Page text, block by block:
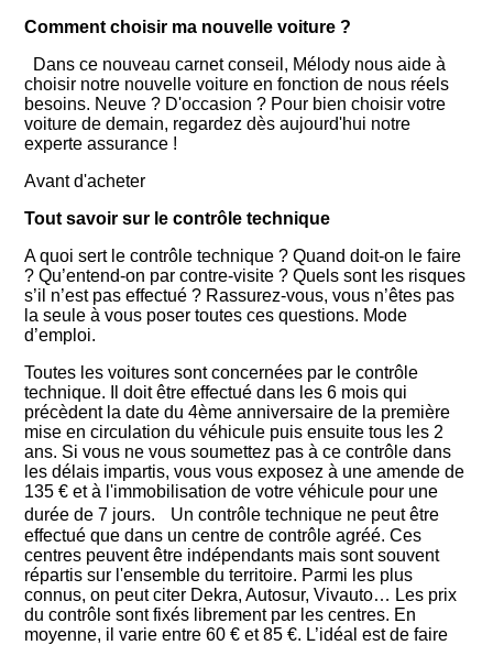
Comment choisir ma nouvelle voiture ?
Dans ce nouveau carnet conseil, Mélody nous aide à
choisir notre nouvelle voiture en fonction de nous réels
besoins. Neuve ? D'occasion ? Pour bien choisir votre
voiture de demain, regardez dès aujourd'hui notre
experte assurance !
Avant d'acheter
Tout savoir sur le contrôle technique
A quoi sert le contrôle technique ? Quand doit-on le faire
? Qu’entend-on par contre-visite ? Quels sont les risques
s’il n’est pas effectué ? Rassurez-vous, vous n’êtes pas
la seule à vous poser toutes ces questions. Mode
d’emploi.
Toutes les voitures sont concernées par le contrôle
technique. Il doit être effectué dans les 6 mois qui
précèdent la date du 4ème anniversaire de la première
mise en circulation du véhicule puis ensuite tous les 2
ans. Si vous ne vous soumettez pas à ce contrôle dans
les délais impartis, vous vous exposez à une amende de
135 € et à l'immobilisation de votre véhicule pour une
durée de 7 jours. Un contrôle technique ne peut être
effectué que dans un centre de contrôle agréé. Ces
centres peuvent être indépendants mais sont souvent
répartis sur l'ensemble du territoire. Parmi les plus
connus, on peut citer Dekra, Autosur, Vivauto… Les prix
du contrôle sont fixés librement par les centres. En
moyenne, il varie entre 60 € et 85 €. L’idéal est de faire